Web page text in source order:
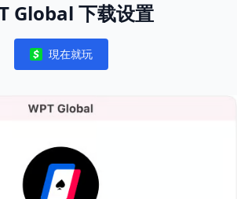
Global 下载设置
Notifications
現在就玩